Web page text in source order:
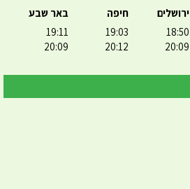
ירושלים
18:50
20:09
חיפה
19:03
20:12
באר שבע
19:11
20:09